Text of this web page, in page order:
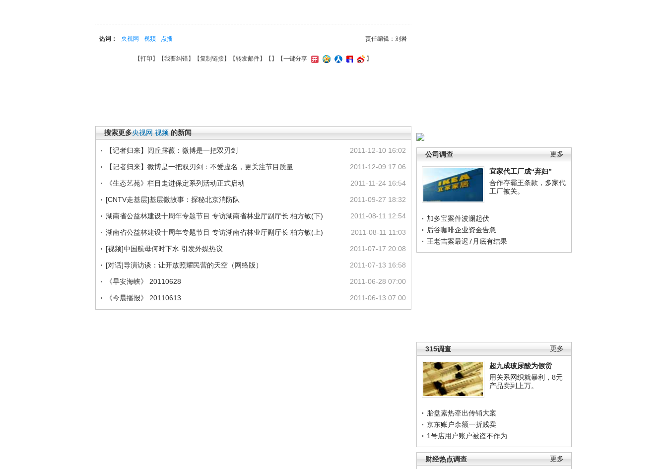
更多
公司调查
宜家代工厂成“弃妇”
合作存霸王条款，多家代
工厂被关。
加多宝案件波澜起伏
后谷咖啡企业资金告急
王老吉案最迟7月底有结果
更多
315调查
超九成玻尿酸为假货
用关系网织就暴利，8元
产品卖到上万。
胎盘素热牵出传销大案
京东账户余额一折贱卖
1号店用户账户被盗不作为
更多
财经热点调查
责任编辑：刘岩
热词： 央视网 视频 点播
【打印 】【我要纠错】【复制链接】【转发邮件】【 】 【一键分享 】
搜索更多央视网 视频 的新闻
2011-12-10 16:02
【记者归来】闾丘露薇：微博是一把双刃剑
2011-12-09 17:06
【记者归来】微博是一把双刃剑：不爱虚名，更关注节目质量
2011-11-24 16:54
《生态艺苑》栏目走进保定系列活动正式启动
2011-09-27 18:32
[CNTV走基层]基层微故事：探秘北京消防队
2011-08-11 12:54
湖南省公益林建设十周年专题节目 专访湖南省林业厅副厅长 柏方敏(下)
2011-08-11 11:03
湖南省公益林建设十周年专题节目 专访湖南省林业厅副厅长 柏方敏(上)
2011-07-17 20:08
[视频]中国航母何时下水 引发外媒热议
2011-07-13 16:58
[对话]导演访谈：让开放照耀民营的天空（网络版）
2011-06-28 07:00
《早安海峡》 20110628
2011-06-13 07:00
《今晨播报》 20110613